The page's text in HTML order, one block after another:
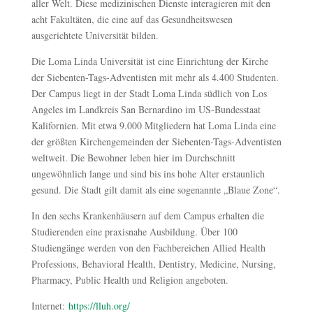
aller Welt. Diese medizinischen Dienste interagieren mit den
acht Fakultäten, die eine auf das Gesundheitswesen
ausgerichtete Universität bilden.
Die Loma Linda Universität ist eine Einrichtung der Kirche
der Siebenten-Tags-Adventisten mit mehr als 4.400 Studenten.
Der Campus liegt in der Stadt Loma Linda südlich von Los
Angeles im Landkreis San Bernardino im US-Bundesstaat
Kalifornien. Mit etwa 9.000 Mitgliedern hat Loma Linda eine
der größten Kirchengemeinden der Siebenten-Tags-Adventisten
weltweit. Die Bewohner leben hier im Durchschnitt
ungewöhnlich lange und sind bis ins hohe Alter erstaunlich
gesund. Die Stadt gilt damit als eine sogenannte „Blaue Zone“.
In den sechs Krankenhäusern auf dem Campus erhalten die
Studierenden eine praxisnahe Ausbildung. Über 100
Studiengänge werden von den Fachbereichen Allied Health
Professions, Behavioral Health, Dentistry, Medicine, Nursing,
Pharmacy, Public Health und Religion angeboten.
Internet: https://lluh.org/